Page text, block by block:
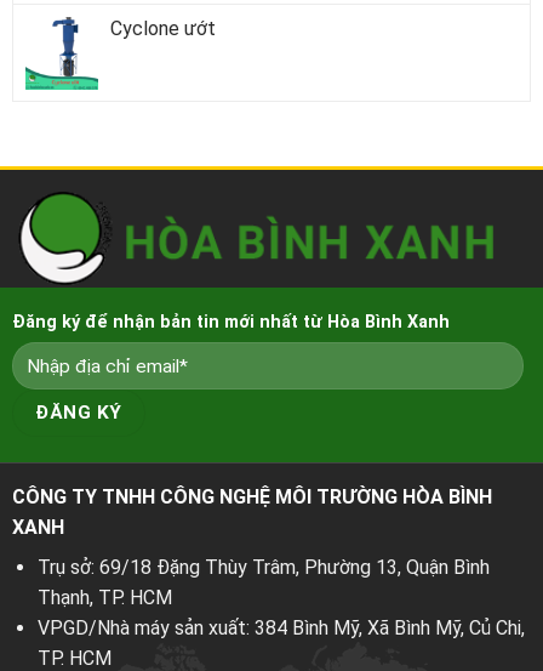
Cyclone ướt
Đăng ký để nhận bản tin mới nhất từ Hòa Bình Xanh
CÔNG TY TNHH CÔNG NGHỆ MÔI TRƯỜNG HÒA BÌNH
XANH
Trụ sở: 69/18 Đặng Thùy Trâm, Phường 13, Quận Bình
Thạnh, TP. HCM
VPGD/Nhà máy sản xuất: 384 Bình Mỹ, Xã Bình Mỹ, Củ Chi,
TP. HCM